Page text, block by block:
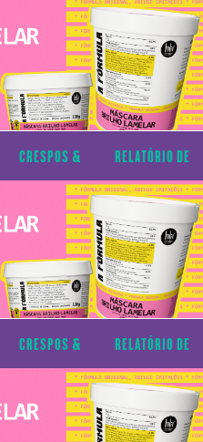
CACHOS TRANSPARÊNCIA
CRESPOS &
CACHOS
RELATÓRIO DE
TRANSPARÊNCIA
CRESPOS &
CACHOS
RELATÓRIO DE
TRANSPARÊNCIA